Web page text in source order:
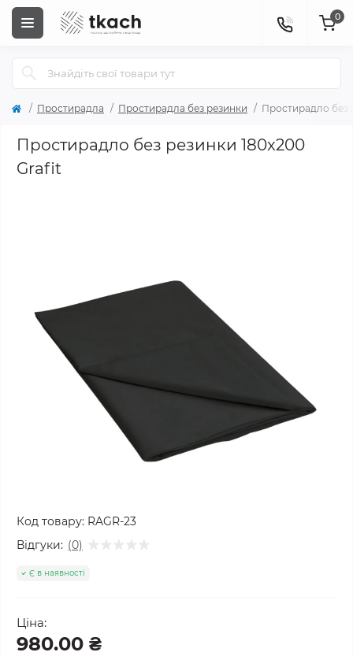
0
Простирадла Простирадла без резинки Простирадло без
Простирадло без резинки 180x200
Grafit
Код товару: RAGR-23
Відгуки: (0)
Є в наявності
Ціна:
980.00 ₴